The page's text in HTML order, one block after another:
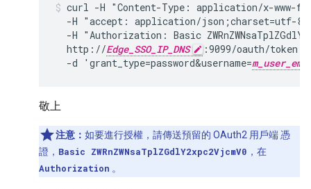
curl -H "Content-Type: application/x-www-
-H "accept: application/json;charset=utf-8"
-H "Authorization: Basic
  http://
Edge_SSO_IP_DNS
:9099/oauth/token
  -d 'grant_type=password&username=
敬上
注意： 如要進行授權，請傳送預留的 OAuth2 用戶端 憑
證， Basic ZWRnZWNsaTplZGdlY2xpc2VjcmV0 ，在
Authorization 。